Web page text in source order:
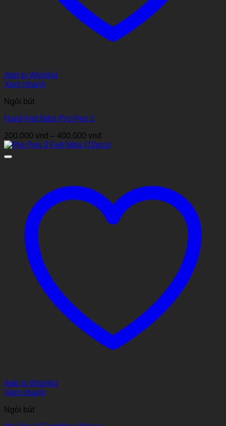
Add to Wishlist
Xem nhanh
Ngòi bút
Hard-Felt Nibs Pro Pen 2
200.000 vnđ – 400.000 vnđKhoảng
giá:
Add to Wishlist
Xem nhanh
Ngòi bút